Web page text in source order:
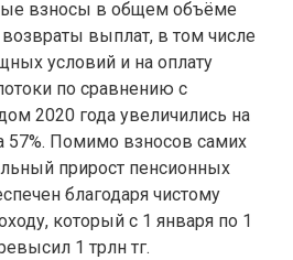
взносы в общем объёме
возвраты выплат, в том числе
условий и на оплату
по сравнению с
2020 года увеличились на
57%. Помимо взносов самих
прирост пенсионных
благодаря чистому
который с 1 января по 1
1 трлн тг.